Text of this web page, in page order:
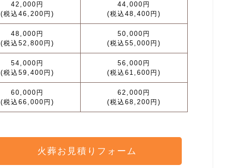
42,000円
(税込46,200円)
44,000円
(税込48,400円)
48,000円
(税込52,800円)
50,000円
(税込55,000円)
54,000円
(税込59,400円)
56,000円
(税込61,600円)
60,000円
(税込66,000円)
62,000円
(税込68,200円)
火葬お見積りフォーム